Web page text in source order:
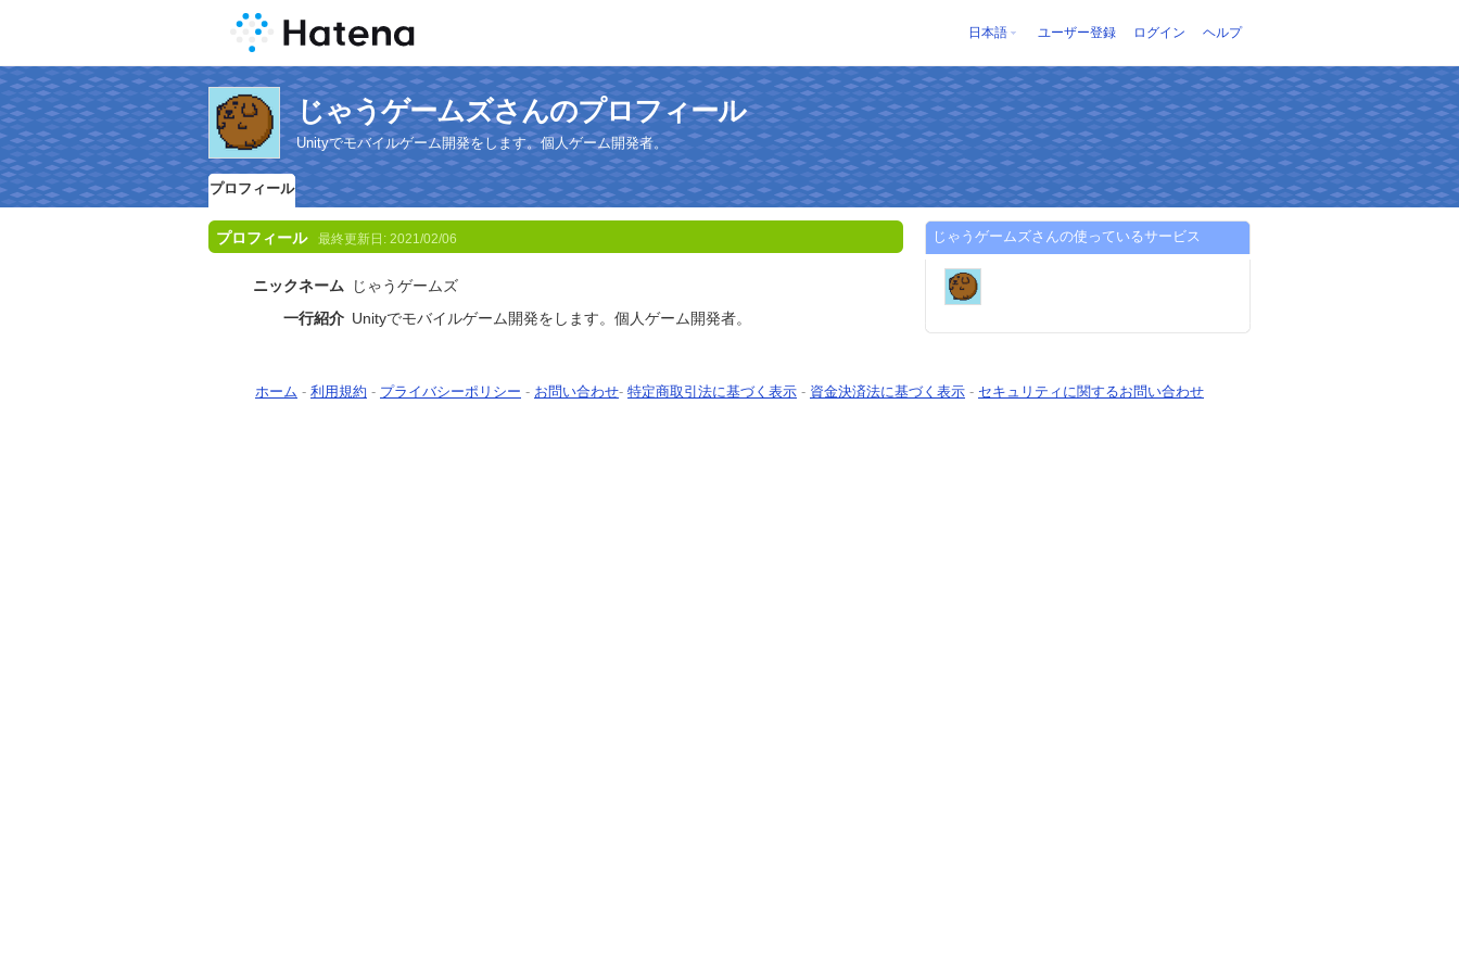
日本語 ユーザー登録 ログイン ヘルプ
じゃうゲームズさんのプロフィール
Unityでモバイルゲーム開発をします。個人ゲーム開発者。
プロフィール
プロフィール 最終更新日: 2021/02/06
ニックネーム
じゃうゲームズ
一行紹介 Unityでモバイルゲーム開発をします。個人ゲーム開発者。
じゃうゲームズさんの使っているサービス
ホーム - 利用規約 - プライバシーポリシー - お問い合わせ- 特定商取引法に基づく表示 - 資金決済法に基づく表示 - セキュリティに関するお問い合わせ